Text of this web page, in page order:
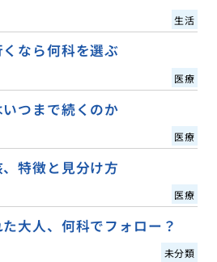
生活
なら何科を選ぶ
医療
つまで続くのか
医療
特徴と見分け方
医療
大人、何科でフォロー？
未分類